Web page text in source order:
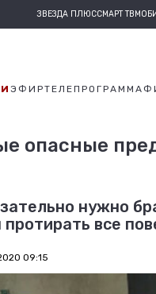
ЗВЕЗДА ПЛЮССМАРТ ТВ
ЭФИРТЕЛЕПРОГРАММА
опасные
нужно
все
09:15